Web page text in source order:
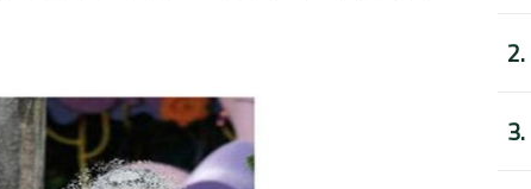
2.
3.